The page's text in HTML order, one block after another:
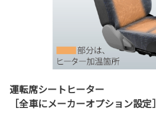
運転席シートヒーター
［全車にメーカーオプション設定］